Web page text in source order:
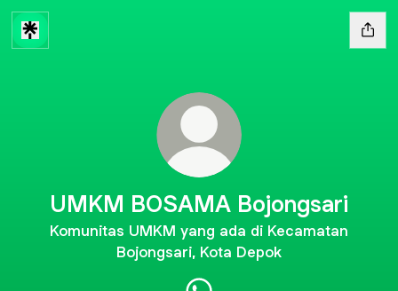
UMKM BOSAMA Bojongsari
Komunitas UMKM yang ada di Kecamatan
Bojongsari, Kota Depok